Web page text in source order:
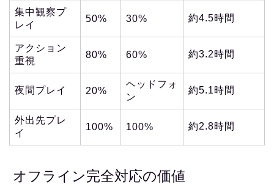
集中観察プ
レイ
50% 30% 約4.5時間
アクション
重視
80% 60% 約3.2時間
夜間プレイ 20%
ヘッドフォ
ン
約5.1時間
外出先プレ
イ
100% 100% 約2.8時間
オフライン完全対応の価値